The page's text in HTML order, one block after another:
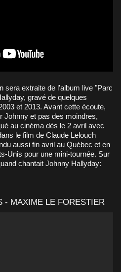
gravé de quelques
et 2013. Avant cette écoute,
Johnny et pas des moindres,
au cinéma dès le 2 avril avec
le film de Claude Lelouch
aussi fin avril au Québec et en
Unis pour une mini-tournée. Sur
chantait Johnny Hallyday:
- MAXIME LE FORESTIER